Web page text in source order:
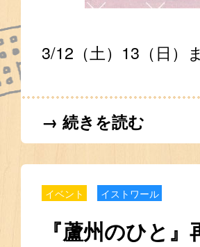
3/12（土）13（日）
→ 続きを読む
イベント イストワール
『蘆州のひと』